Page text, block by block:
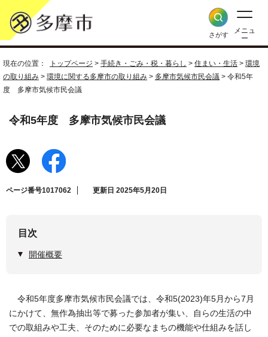
さがす
メニュ
ー
現在の位置： トップページ > 手続き・ごみ・税・暮らし > 住まい・生活 > 環境
の取り組み > 環境に関する多摩市の取り組み > 多摩市気候市民会議 > 令和5年
度 多摩市気候市民会議
令和5年度 多摩市気候市民会議
ページ番号1017062 更新日 2025年5月20日
目次
開催概要
令和5年度多摩市気候市民会議では、令和5(2023)年5月から7月
にかけて、無作為抽出等で募った参加者が集い、自らの生活の中
での取組みや工夫、そのために必要なまちの機能や仕組みを話し